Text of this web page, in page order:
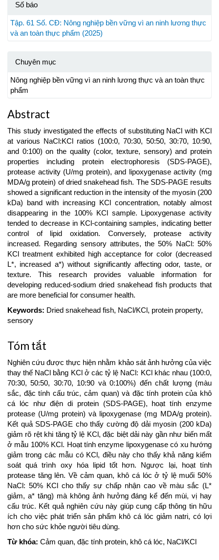
Số báo
Tập. 61 Số. CĐ: Nông nghiệp bền vững vì an ninh lương thực
và an toàn thực phẩm (2025)
Chuyên mục
Nông nghiệp bền vững vì an ninh lương thực và an toàn thực
phẩm
Abstract
This study investigated the effects of substituting NaCl with KCl
at various NaCl:KCl ratios (100:0, 70:30, 50:50, 30:70, 10:90,
and 0:100) on the quality (color, texture, sensory) and protein
properties including protein electrophoresis (SDS-PAGE),
protease activity (U/mg protein), and lipoxygenase activity (mg
MDA/g protein) of dried snakehead fish. The SDS-PAGE results
showed a significant reduction in the intensity of the myosin (200
kDa) band with increasing KCl concentration, notably almost
disappearing in the 100% KCl sample. Lipoxygenase activity
tended to decrease in KCl-containing samples, indicating better
control of lipid oxidation. Conversely, protease activity
increased. Regarding sensory attributes, the 50% NaCl: 50%
KCl treatment exhibited high acceptance for color (decreased
L*, increased a*) without significantly affecting odor, taste, or
texture. This research provides valuable information for
developing reduced-sodium dried snakehead fish products that
are more beneficial for consumer health.
Keywords: Dried snakehead fish, NaCl/KCl, protein property,
sensory
Tóm tắt
Nghiên cứu được thực hiện nhằm khảo sát ảnh hưởng của việc
thay thế NaCl bằng KCl ở các tỷ lệ NaCl: KCl khác nhau (100:0,
70:30, 50:50, 30:70, 10:90 và 0:100%) đến chất lượng (màu
sắc, đặc tính cấu trúc, cảm quan) và đặc tính protein của khô
cá lóc như điện di protein (SDS-PAGE), hoạt tính enzyme
protease (U/mg protein) và lipoxygenase (mg MDA/g protein).
Kết quả SDS-PAGE cho thấy cường độ dải myosin (200 kDa)
giảm rõ rệt khi tăng tỷ lệ KCl, đặc biệt dải này gần như biến mất
ở mẫu 100% KCl. Hoạt tính enzyme lipoxygenase có xu hướng
giảm trong các mẫu có KCl, điều này cho thấy khả năng kiểm
soát quá trình oxy hóa lipid tốt hơn. Ngược lại, hoạt tính
protease tăng lên. Về cảm quan, khô cá lóc ở tỷ lệ muối 50%
NaCl: 50% KCl cho thấy sự chấp nhận cao về màu sắc (L*
giảm, a* tăng) mà không ảnh hưởng đáng kể đến mùi, vị hay
cấu trúc. Kết quả nghiên cứu này giúp cung cấp thông tin hữu
ích cho việc phát triển sản phẩm khô cá lóc giảm natri, có lợi
hơn cho sức khỏe người tiêu dùng.
Từ khóa: Cảm quan, đặc tính protein, khô cá lóc, NaCl/KCl